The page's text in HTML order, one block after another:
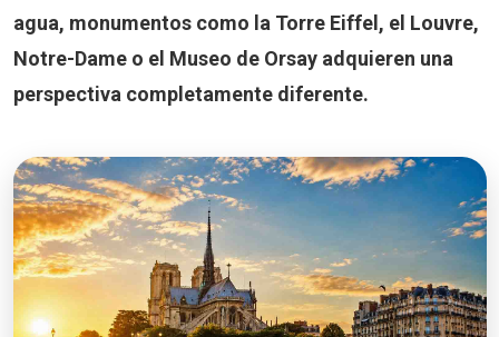
agua, monumentos como la Torre Eiffel, el Louvre,
Notre-Dame o el Museo de Orsay adquieren una
perspectiva completamente diferente.